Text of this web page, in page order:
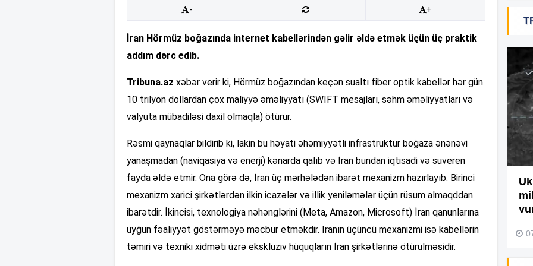
- +
İran Hörmüz boğazında internet kabellərindən gəlir əldə etmək üçün üç praktik
addım dərc edib.
Tribuna.az xəbər verir ki, Hörmüz boğazından keçən sualtı fiber optik kabellər hər gün
10 trilyon dollardan çox maliyyə əməliyyatı (SWIFT mesajları, səhm əməliyyatları və
valyuta mübadiləsi daxil olmaqla) ötürür.
Rəsmi qaynaqlar bildirib ki, lakin bu həyati əhəmiyyətli infrastruktur boğaza ənənəvi
yanaşmadan (naviqasiya və enerji) kənarda qalıb və İran bundan iqtisadi və suveren
fayda əldə etmir. Ona görə də, İran üç mərhələdən ibarət mexanizm hazırlayıb. Birinci
mexanizm xarici şirkətlərdən ilkin icazələr və illik yeniləmələr üçün rüsum almaqddan
ibarətdir. İkincisi, texnologiya nəhənglərini (Meta, Amazon, Microsoft) İran qanunlarına
uyğun fəaliyyət göstərməyə məcbur etməkdir. Iranın üçüncü mexanizmi isə kabellərin
təmiri və texniki xidməti üzrə eksklüziv hüquqların İran şirkətlərinə ötürülməsidir.
Ağdamda yanğını bu şəxs
törədibmiş – Video
04 Avqust 2026, 09:45